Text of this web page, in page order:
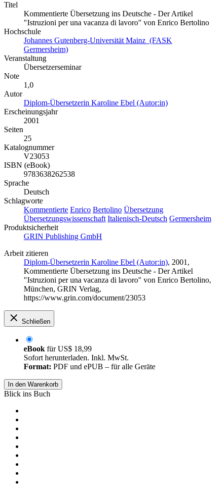
Titel
Kommentierte Übersetzung ins Deutsche - Der Artikel
"Istruzioni per una vacanza di lavoro" von Enrico Bertolino
Hochschule
Johannes Gutenberg-Universität Mainz (FASK
Germersheim)
Veranstaltung
Übersetzerseminar
Note
1,0
Autor
Diplom-Übersetzerin Karoline Ebel (Autor:in)
Erscheinungsjahr
2001
Seiten
25
Katalognummer
V23053
ISBN (eBook)
9783638262538
Sprache
Deutsch
Schlagworte
Kommentierte Enrico Bertolino Übersetzung
Übersetzungswissenschaft Italienisch-Deutsch Germersheim
Produktsicherheit
GRIN Publishing GmbH
Arbeit zitieren
Diplom-Übersetzerin Karoline Ebel (Autor:in), 2001,
Kommentierte Übersetzung ins Deutsche - Der Artikel
"Istruzioni per una vacanza di lavoro" von Enrico Bertolino,
München, GRIN Verlag,
https://www.grin.com/document/23053
Schließen
eBook fürUS$ 18,99
Sofort herunterladen. Inkl. MwSt.
Format: PDF und ePUB – für alle Geräte
In den Warenkorb
Blick ins Buch